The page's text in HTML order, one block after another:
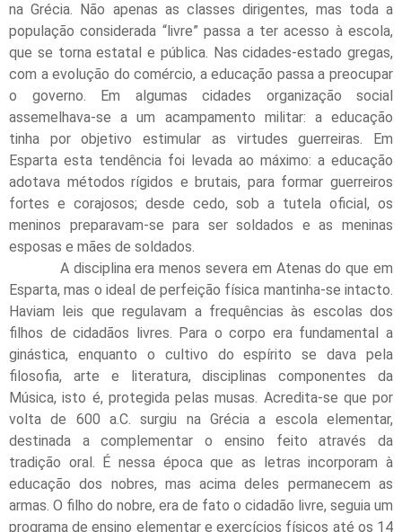
na Grécia. Não apenas as classes dirigentes, mas toda a
população considerada “livre” passa a ter acesso à escola,
que se torna estatal e pública. Nas cidades-estado gregas,
com a evolução do comércio, a educação passa a preocupar
o governo. Em algumas cidades organização social
assemelhava-se a um acampamento militar: a educação
tinha por objetivo estimular as virtudes guerreiras. Em
Esparta esta tendência foi levada ao máximo: a educação
adotava métodos rígidos e brutais, para formar guerreiros
fortes e corajosos; desde cedo, sob a tutela oficial, os
meninos preparavam-se para ser soldados e as meninas
esposas e mães de soldados.
A disciplina era menos severa em Atenas do que em
Esparta, mas o ideal de perfeição física mantinha-se intacto.
Haviam leis que regulavam a frequências às escolas dos
filhos de cidadãos livres. Para o corpo era fundamental a
ginástica, enquanto o cultivo do espírito se dava pela
filosofia, arte e literatura, disciplinas componentes da
Música, isto é, protegida pelas musas. Acredita-se que por
volta de 600 a.C. surgiu na Grécia a escola elementar,
destinada a complementar o ensino feito através da
tradição oral. É nessa época que as letras incorporam à
educação dos nobres, mas acima deles permanecem as
armas. O filho do nobre, era de fato o cidadão livre, seguia um
programa de ensino elementar e exercícios físicos até os 14